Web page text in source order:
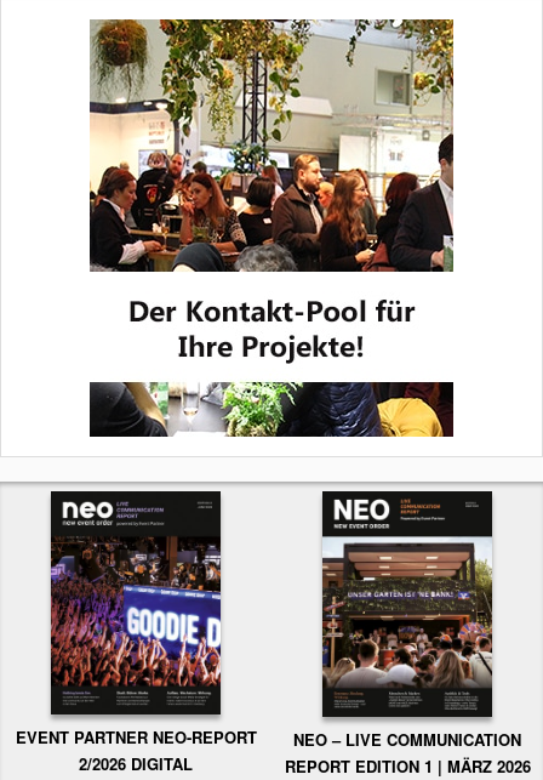
EVENT PARTNER NEO-REPORT
2/2026 DIGITAL
NEO – LIVE COMMUNICATION
REPORT EDITION 1 | MÄRZ 2026